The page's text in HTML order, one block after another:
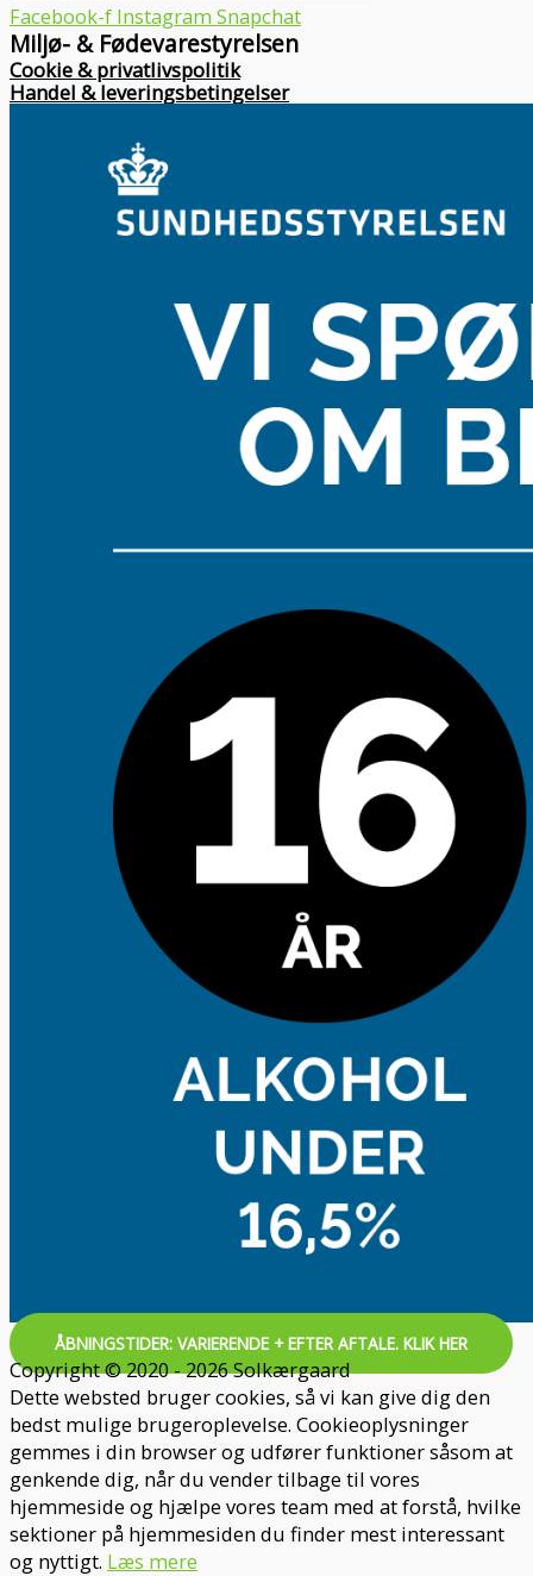
Facebook-f Instagram Snapchat
Miljø- & Fødevarestyrelsen
Cookie & privatlivspolitik
Handel & leveringsbetingelser
ÅBNINGSTIDER: VARIERENDE + EFTER AFTALE. KLIK HER
Copyright © 2020 - 2026 Solkærgaard
Dette websted bruger cookies, så vi kan give dig den
bedst mulige brugeroplevelse. Cookieoplysninger
gemmes i din browser og udfører funktioner såsom at
genkende dig, når du vender tilbage til vores
hjemmeside og hjælpe vores team med at forstå, hvilke
sektioner på hjemmesiden du finder mest interessant
og nyttigt. Læs mere